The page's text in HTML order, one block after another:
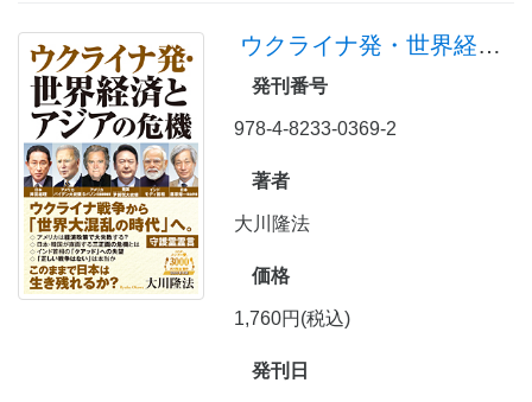
ウクライナ発・世界経済とアジアの危機
発刊番号
978-4-8233-0369-2
著者
大川隆法
価格
1,760円(税込)
発刊日